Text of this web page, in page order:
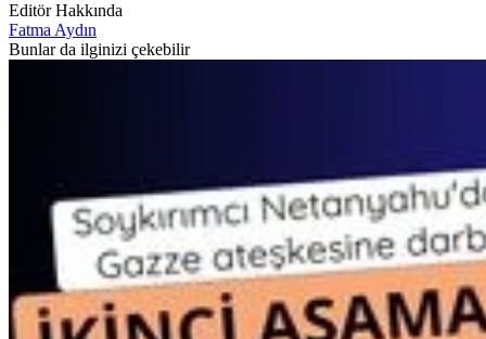
Editör Hakkında
Fatma Aydın
Bunlar da ilginizi çekebilir